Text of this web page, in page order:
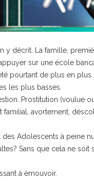
y décrit. La famille,
sur une école
pourtant de plus en plus
les plus basses.
Prostitution (voulue
avortement,
des Adolescents à peine
Sans que cela ne soit
à émouvoir.